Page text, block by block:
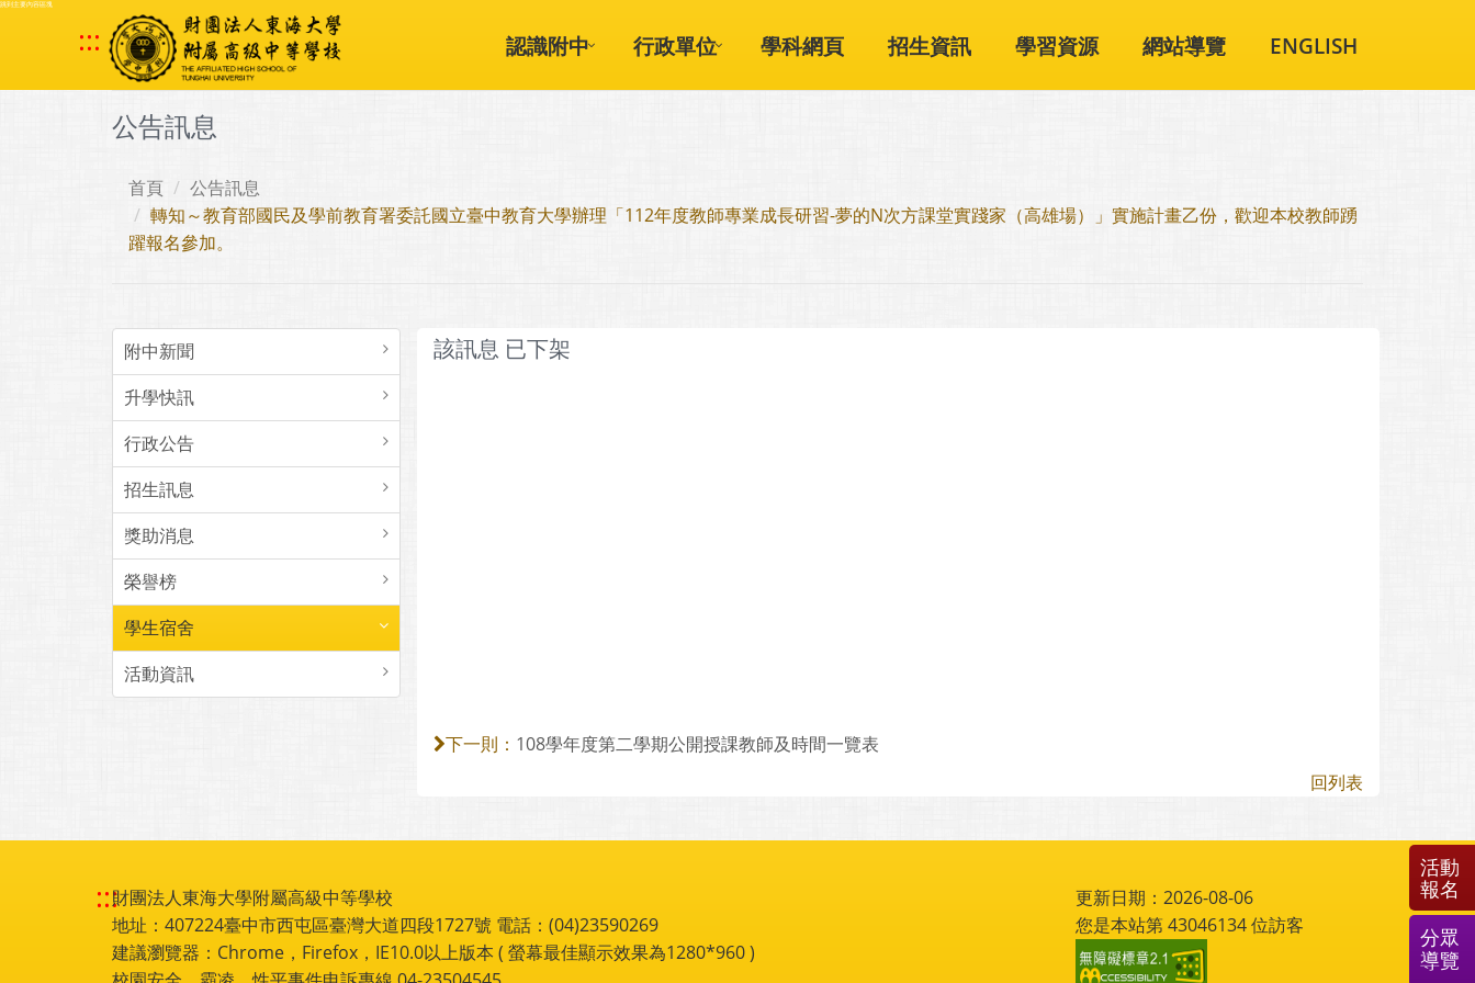
跳到主要內容區塊
::: 認識附中 行政單位 學科網頁 招生資訊 學習資源 網站導覽 ENGLISH
公告訊息
首頁
公告訊息
轉知～教育部國民及學前教育署委託國立臺中教育大學辦理「112年度教師專業成長研習-夢的N次方課堂實踐家（高雄場）」實施計畫乙份，歡迎本校教師踴
躍報名參加。
附中新聞
升學快訊
行政公告
招生訊息
獎助消息
榮譽榜
學生宿舍
活動資訊
該訊息 已下架
下一則： 108學年度第二學期公開授課教師及時間一覽表
回列表
:::財團法人東海大學附屬高級中等學校
地址：407224臺中市西屯區臺灣大道四段1727號 電話：(04)23590269
建議瀏覽器：Chrome，Firefox，IE10.0以上版本 ( 螢幕最佳顯示效果為1280*960 )
更新日期：2026-08-06
您是本站第43046134位訪客
活動
報名
分眾
導覽